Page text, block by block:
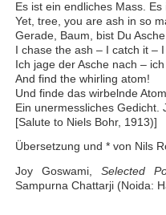
Es ist ein endliches Mass.
Yet, tree, you are ash in so
Gerade, Baum, bist Du
I chase the ash – I catch it –
Ich jage der Asche nach –
And find the whirling atom!
Und finde das wirbelnde
Ein unermessliches Gedicht.
[Salute to Niels Bohr, 1913)]
Übersetzung und * von Nils
Joy Goswami, Selected
Sampurna Chattarji (Noida: